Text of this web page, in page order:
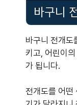
바구니
바구니 전개도
키고, 어린이
가 됩니다.
전개도를 어떤